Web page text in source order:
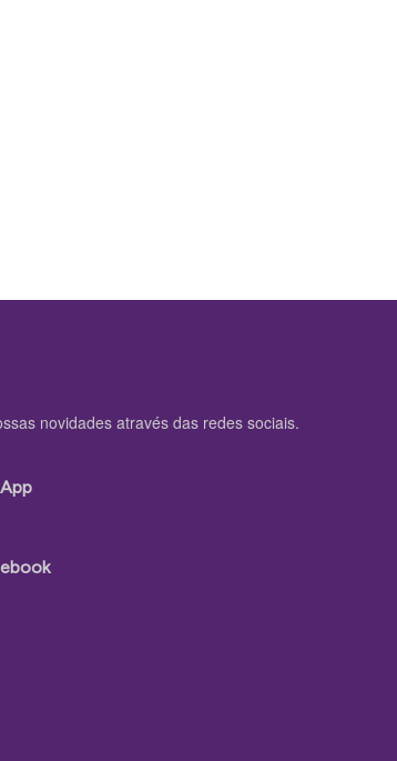
novidades através das redes sociais.